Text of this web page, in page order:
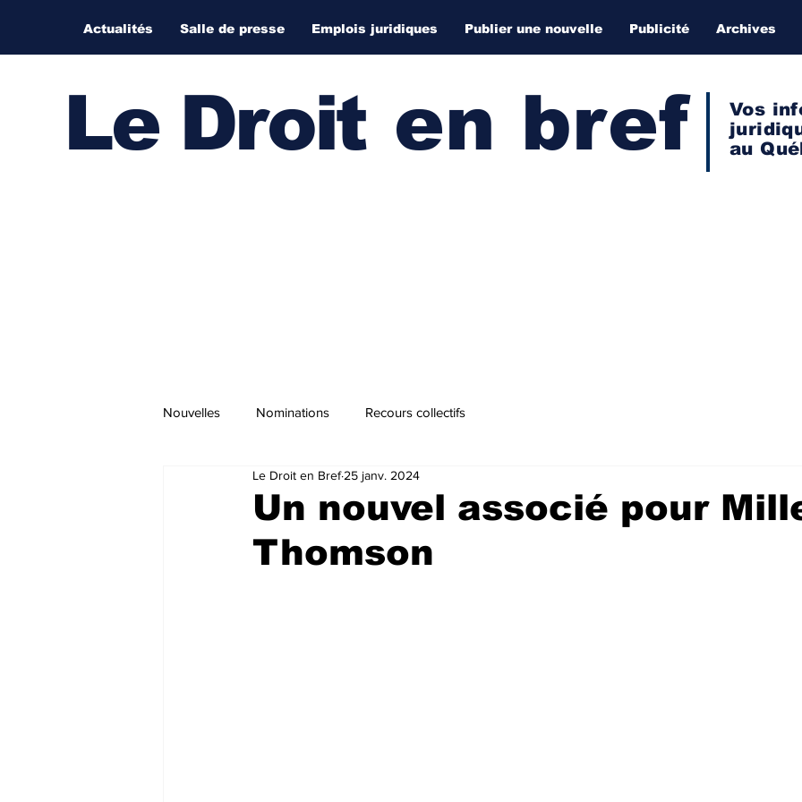
Actualités Salle de presse Emplois juridiques Publier une nouvelle Publicité Archives
Le Droit en bref
Vos
au
Nouvelles Nominations Recours collectifs
Un nouvel associé pour
Thomson
Le Droit en Bref 25 janv. 2024